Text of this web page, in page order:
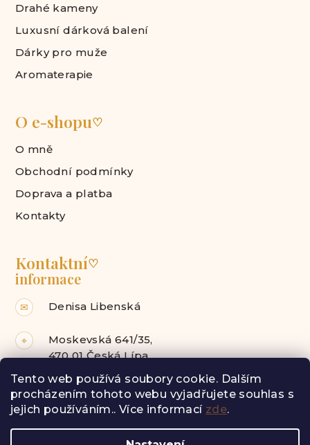
Tento web používá soubory cookie. Dalším
procházením tohoto webu vyjadřujete souhlas s
jejich používáním.. Více informací zde.
Drahé kameny
Luxusní dárková balení
Dárky pro muže
Aromaterapie
O e-shopu♡
O mně
Obchodní podmínky
Doprava a platba
Kontakty
Kontaktní♡
informace
✉ Denisa Libenská
⌖
Moskevská 641/35,
470 01 Česká Lípa
Facebook Instagram